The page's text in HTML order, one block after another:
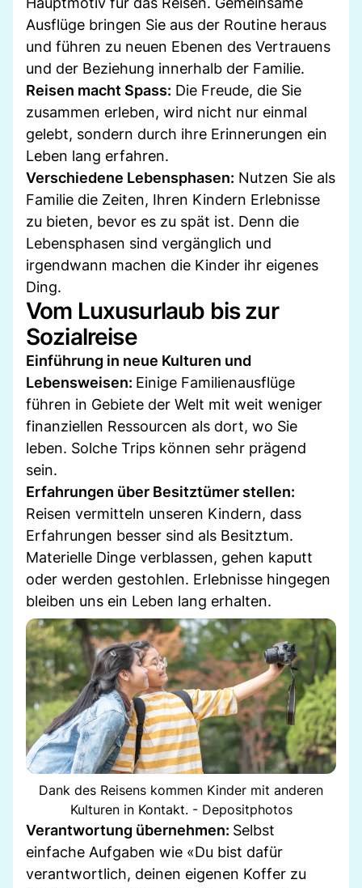
Ausflüge bringen Sie aus der Routine heraus
und führen zu neuen Ebenen des Vertrauens
und der Beziehung innerhalb der Familie.
Reisen macht Spass: Die Freude, die Sie
zusammen erleben, wird nicht nur einmal
gelebt, sondern durch ihre Erinnerungen ein
Leben lang erfahren.
Verschiedene Lebensphasen: Nutzen Sie als
Familie die Zeiten, Ihren Kindern Erlebnisse
zu bieten, bevor es zu spät ist. Denn die
Lebensphasen sind vergänglich und
irgendwann machen die Kinder ihr eigenes
Ding.
Vom Luxusurlaub bis zur
Sozialreise
Einführung in neue Kulturen und
Lebensweisen: Einige Familienausflüge
führen in Gebiete der Welt mit weit weniger
finanziellen Ressourcen als dort, wo Sie
leben. Solche Trips können sehr prägend
sein.
Erfahrungen über Besitztümer stellen:
Reisen vermitteln unseren Kindern, dass
Erfahrungen besser sind als Besitztum.
Materielle Dinge verblassen, gehen kaputt
oder werden gestohlen. Erlebnisse hingegen
bleiben uns ein Leben lang erhalten.
Dank des Reisens kommen Kinder mit anderen
Kulturen in Kontakt. - Depositphotos
Verantwortung übernehmen: Selbst
einfache Aufgaben wie «Du bist dafür
verantwortlich, deinen eigenen Koffer zu